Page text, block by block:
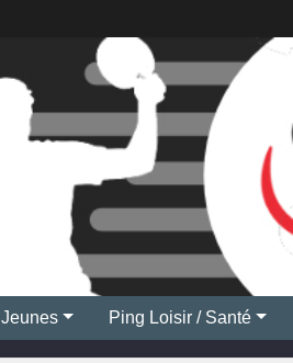
Jeunes Ping Loisir / Santé